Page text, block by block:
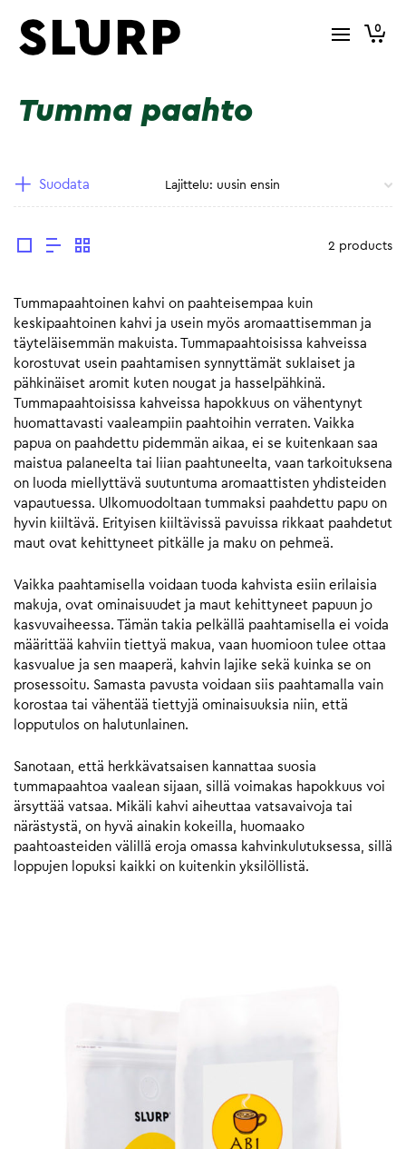
0
Tumma paahto
Suodata
2 products
Tummapaahtoinen kahvi on paahteisempaa kuin
keskipaahtoinen kahvi ja usein myös aromaattisemman ja
täyteläisemmän makuista. Tummapaahtoisissa kahveissa
korostuvat usein paahtamisen synnyttämät suklaiset ja
pähkinäiset aromit kuten nougat ja hasselpähkinä.
Tummapaahtoisissa kahveissa hapokkuus on vähentynyt
huomattavasti vaaleampiin paahtoihin verraten. Vaikka
papua on paahdettu pidemmän aikaa, ei se kuitenkaan saa
maistua palaneelta tai liian paahtuneelta, vaan tarkoituksena
on luoda miellyttävä suutuntuma aromaattisten yhdisteiden
vapautuessa. Ulkomuodoltaan tummaksi paahdettu papu on
hyvin kiiltävä. Erityisen kiiltävissä pavuissa rikkaat paahdetut
maut ovat kehittyneet pitkälle ja maku on pehmeä.
Vaikka paahtamisella voidaan tuoda kahvista esiin erilaisia
makuja, ovat ominaisuudet ja maut kehittyneet papuun jo
kasvuvaiheessa. Tämän takia pelkällä paahtamisella ei voida
määrittää kahviin tiettyä makua, vaan huomioon tulee ottaa
kasvualue ja sen maaperä, kahvin lajike sekä kuinka se on
prosessoitu. Samasta pavusta voidaan siis paahtamalla vain
korostaa tai vähentää tiettyjä ominaisuuksia niin, että
lopputulos on halutunlainen.
Sanotaan, että herkkävatsaisen kannattaa suosia
tummapaahtoa vaalean sijaan, sillä voimakas hapokkuus voi
ärsyttää vatsaa. Mikäli kahvi aiheuttaa vatsavaivoja tai
närästystä, on hyvä ainakin kokeilla, huomaako
paahtoasteiden välillä eroja omassa kahvinkulutuksessa, sillä
loppujen lopuksi kaikki on kuitenkin yksilöllistä.